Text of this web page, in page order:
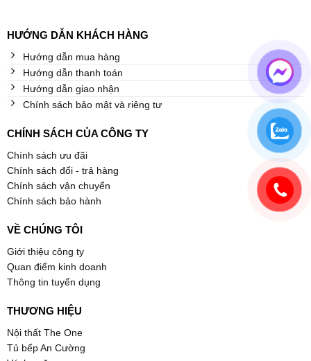
HƯỚNG DẪN KHÁCH HÀNG
Hướng dẫn mua hàng
Hướng dẫn thanh toán
Hướng dẫn giao nhận
Chính sách bảo mật và riêng tư
CHÍNH SÁCH CỦA CÔNG TY
Chính sách ưu đãi
Chính sách đổi - trả hàng
Chính sách vận chuyển
Chính sách bảo hành
VỀ CHÚNG TÔI
Giới thiệu công ty
Quan điểm kinh doanh
Thông tin tuyển dụng
THƯƠNG HIỆU
Nội thất The One
Tủ bếp An Cường